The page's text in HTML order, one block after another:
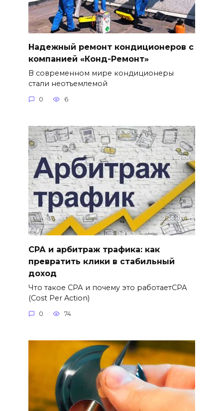
Надежный ремонт кондиционеров с
компанией «Конд-Ремонт»
В современном мире кондиционеры
стали неотъемлемой
0 6
СРА и арбитраж трафика: как
превратить клики в стабильный
доход
Что такое СРА и почему это работаетСРА
(Cost Per Action)
0 74